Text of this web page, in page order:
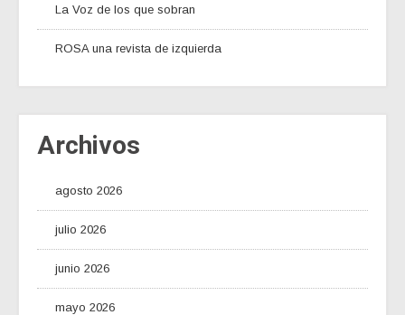
La Voz de los que sobran
ROSA una revista de izquierda
Archivos
agosto 2026
julio 2026
junio 2026
mayo 2026